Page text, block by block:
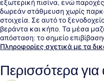
εξωτερική πισίνα, ενώ
δωρεάν στάθμευση χωρίς
στοιχεία. Σε αυτό το
βεράντα και κήπο. Τα μέσα
απόσταση: το σημείο
μόλις 8 λεπτά με τα πόδια.
Πληροφορίες σχετικά με τα
Περισσότερα